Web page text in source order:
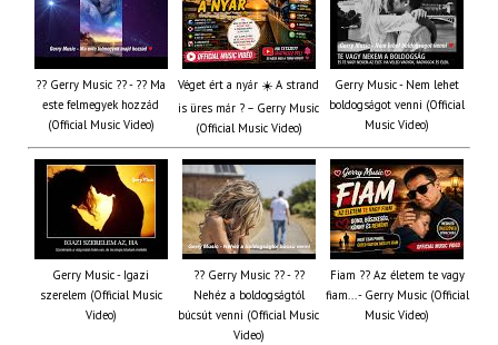
?? Gerry Music ?? - ?? Ma
este felmegyek hozzád
(Official Music Video)
Véget ért a nyár ☀️ A strand
is üres már ? – Gerry Music
(Official Music Video)
Gerry Music - Nem lehet
boldogságot venni (Official
Music Video)
Gerry Music - Igazi
szerelem (Official Music
Video)
?? Gerry Music ?? - ??
Nehéz a boldogságtól
búcsút venni (Official Music
Video)
Fiam ?‍? Az életem te vagy
fiam... - Gerry Music (Official
Music Video)